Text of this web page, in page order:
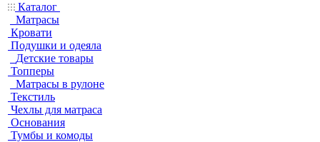
Каталог
Матрасы
Кровати
Подушки и одеяла
Детские товары
Топперы
Матрасы в рулоне
Текстиль
Чехлы для матраса
Основания
Тумбы и комоды